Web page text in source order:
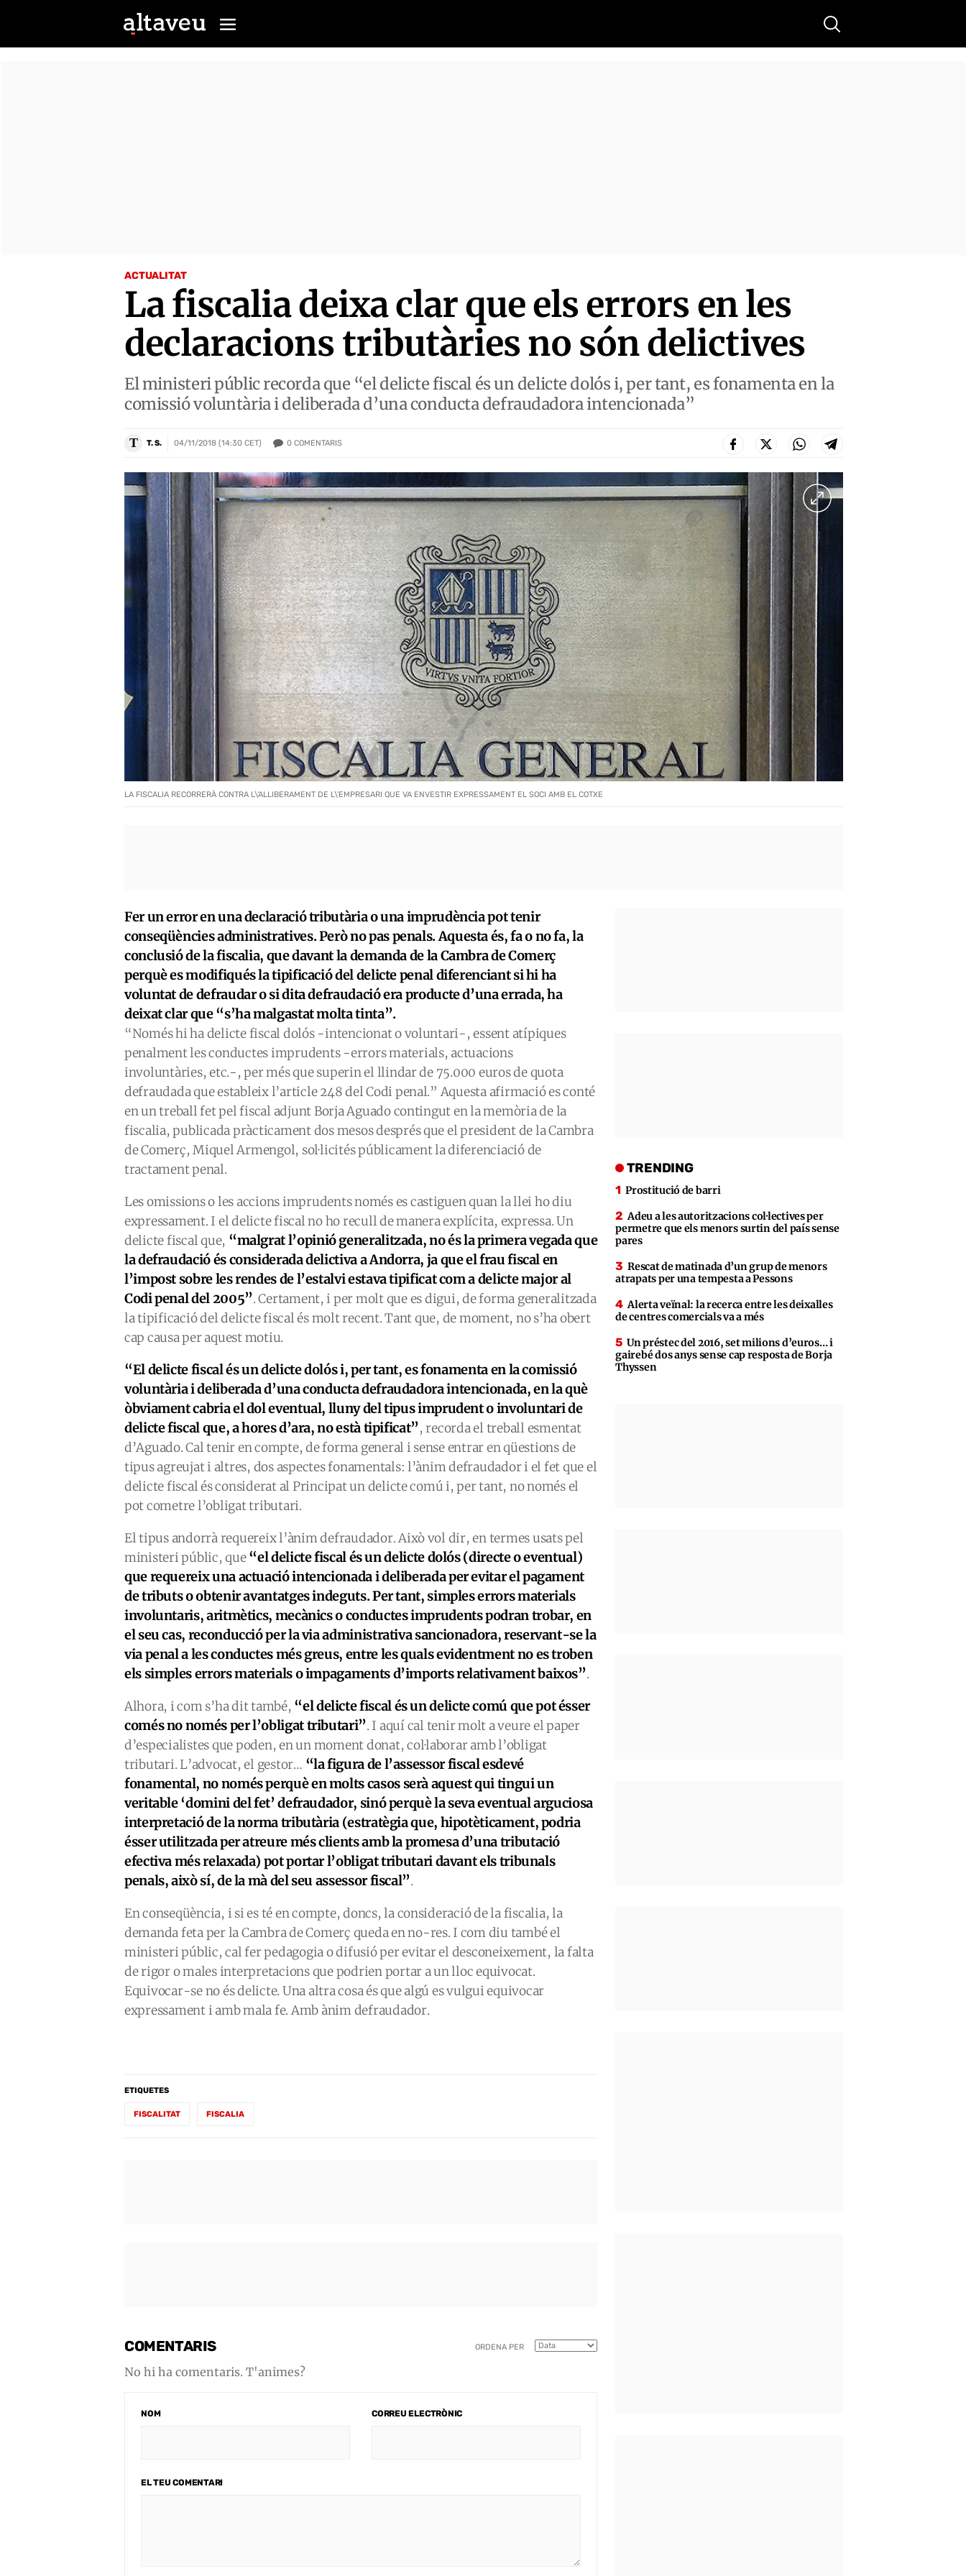
Buscar
ACTUALITAT
La fiscalia deixa clar que els errors en les
declaracions tributàries no són delictives
El ministeri públic recorda que “el delicte fiscal és un delicte dolós i, per tant, es fonamenta en la
comissió voluntària i deliberada d’una conducta defraudadora intencionada”
T T. S. 04/11/2018 (14:30 CET) 0 COMENTARIS
LA FISCALIA RECORRERÀ CONTRA L\'ALLIBERAMENT DE L\'EMPRESARI QUE VA ENVESTIR EXPRESSAMENT EL SOCI AMB EL COTXE
Fer un error en una declaració tributària o una imprudència pot tenir
conseqüències administratives. Però no pas penals. Aquesta és, fa o no fa, la
conclusió de la fiscalia, que davant la demanda de la Cambra de Comerç
perquè es modifiqués la tipificació del delicte penal diferenciant si hi ha
voluntat de defraudar o si dita defraudació era producte d’una errada, ha
deixat clar que “s’ha malgastat molta tinta”.
“Només hi ha delicte fiscal dolós -intencionat o voluntari-, essent atípiques
penalment les conductes imprudents -errors materials, actuacions
involuntàries, etc.-, per més que superin el llindar de 75.000 euros de quota
defraudada que estableix l’article 248 del Codi penal.” Aquesta afirmació es conté
en un treball fet pel fiscal adjunt Borja Aguado contingut en la memòria de la
fiscalia, publicada pràcticament dos mesos després que el president de la Cambra
de Comerç, Miquel Armengol, sol·licités públicament la diferenciació de
tractament penal.
Les omissions o les accions imprudents només es castiguen quan la llei ho diu
expressament. I el delicte fiscal no ho recull de manera explícita, expressa. Un
delicte fiscal que, “malgrat l’opinió generalitzada, no és la primera vegada que
la defraudació és considerada delictiva a Andorra, ja que el frau fiscal en
l’impost sobre les rendes de l’estalvi estava tipificat com a delicte major al
Codi penal del 2005”. Certament, i per molt que es digui, de forma generalitzada
la tipificació del delicte fiscal és molt recent. Tant que, de moment, no s’ha obert
cap causa per aquest motiu.
“El delicte fiscal és un delicte dolós i, per tant, es fonamenta en la comissió
voluntària i deliberada d’una conducta defraudadora intencionada, en la què
òbviament cabria el dol eventual, lluny del tipus imprudent o involuntari de
delicte fiscal que, a hores d’ara, no està tipificat”, recorda el treball esmentat
d’Aguado. Cal tenir en compte, de forma general i sense entrar en qüestions de
tipus agreujat i altres, dos aspectes fonamentals: l’ànim defraudador i el fet que el
delicte fiscal és considerat al Principat un delicte comú i, per tant, no només el
pot cometre l’obligat tributari.
El tipus andorrà requereix l’ànim defraudador. Això vol dir, en termes usats pel
ministeri públic, que“el delicte fiscal és un delicte dolós (directe o eventual)
que requereix una actuació intencionada i deliberada per evitar el pagament
de tributs o obtenir avantatges indeguts. Per tant, simples errors materials
involuntaris, aritmètics, mecànics o conductes imprudents podran trobar, en
el seu cas, reconducció per la via administrativa sancionadora, reservant-se la
via penal a les conductes més greus, entre les quals evidentment no es troben
els simples errors materials o impagaments d’imports relativament baixos”.
Alhora, i com s’ha dit també, “el delicte fiscal és un delicte comú que pot ésser
comés no només per l’obligat tributari”. I aquí cal tenir molt a veure el paper
d’especialistes que poden, en un moment donat, col·laborar amb l’obligat
tributari. L’advocat, el gestor… “la figura de l’assessor fiscal esdevé
fonamental, no només perquè en molts casos serà aquest qui tingui un
veritable ‘domini del fet’defraudador, sinó perquè la seva eventual arguciosa
interpretació de la norma tributària (estratègia que, hipotèticament, podria
ésser utilitzada per atreure més clients amb la promesa d’una tributació
efectiva més relaxada) pot portar l’obligat tributari davant els tribunals
penals, això sí, de la mà del seu assessor fiscal”.
En conseqüència, i si es té en compte, doncs, la consideració de la fiscalia, la
demanda feta per la Cambra de Comerç queda en no-res. I com diu també el
ministeri públic, cal fer pedagogia o difusió per evitar el desconeixement, la falta
de rigor o males interpretacions que podrien portar a un lloc equivocat.
Equivocar-se no és delicte. Una altra cosa és que algú es vulgui equivocar
expressament i amb mala fe. Amb ànim defraudador.
ETIQUETES
FISCALITAT FISCALIA
COMENTARIS ORDENA PER
No hi ha comentaris. T'animes?
NOM CORREU ELECTRÒNIC
EL TEU COMENTARI
TRENDING
Prostitució de barri
Adeu a les autoritzacions col·lectives per
permetre que els menors surtin del país sense
pares
Rescat de matinada d’un grup de menors
atrapats per una tempesta a Pessons
Alerta veïnal: la recerca entre les deixalles
de centres comercials va a més
Un préstec del 2016, set milions d’euros… i
gairebé dos anys sense cap resposta de Borja
Thyssen